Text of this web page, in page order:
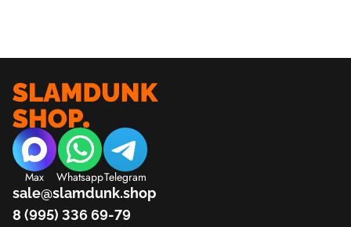
Max WhatsappTelegram
sale@slamdunk.shop
8 (995) 336 69-79